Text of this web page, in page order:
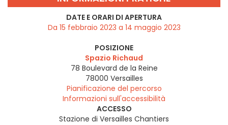
DATE E ORARI DI APERTURA
Da 15 febbraio 2023 a 14 maggio 2023
POSIZIONE
Spazio Richaud
78 Boulevard de la Reine
78000 Versailles
Pianificazione del percorso
Informazioni sull'accessibilità
ACCESSO
Stazione di Versailles Chantiers